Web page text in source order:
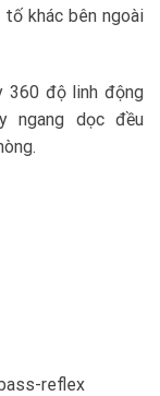
khác bên ngoài
360 độ linh động
ngang dọc đều
reflex